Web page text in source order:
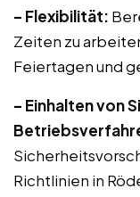
– Flexibilität:
Zeiten zu
Feiertagen und
– Einhalten von
Richtlinien in